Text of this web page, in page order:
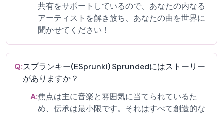
共有をサポートしているので、あなたの内なる
アーティストを解き放ち、あなたの曲を世界に
聞かせてください！
Q:スプランキー(ESprunki) Sprundedにはストーリー
がありますか？
A:焦点は主に音楽と雰囲気に当てられているた
め、伝承は最小限です。それはすべて創造的な